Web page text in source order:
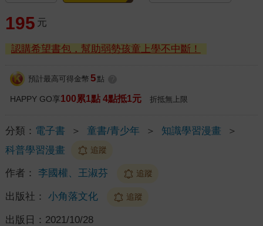
195 元
認購希望書包，幫助弱勢孩童上學不中斷！
預計最高可得金幣 5 點
HAPPY GO享100累1點 4點抵1元 折抵無上限
分類： 電子書 ＞ 童書/青少年 ＞ 知識學習漫畫
＞
科普學習漫畫
追蹤
作者： 李國權、王淑芬 追蹤
出版社： 小角落文化 追蹤
出版日： 2021/10/28